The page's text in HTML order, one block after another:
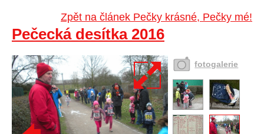
Zpět na článek Pečky krásné, Pečky mé!
Pečecká desítka 2016
fotogalerie